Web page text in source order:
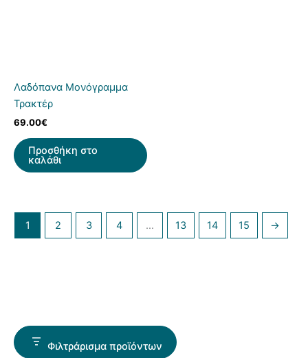
Φιλτράρισμα προϊόντων
Λαδόπανα Μονόγραμμα
Τρακτέρ
69.00€
Προσθήκη στο
καλάθι
1 2 3 4 … 13 14 15 →